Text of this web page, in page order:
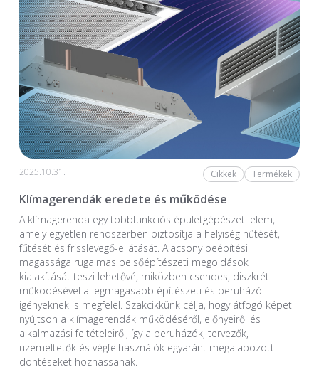
2025.10.31. Cikkek Termékek
Klímagerendák eredete és működése
A klímagerenda egy többfunkciós épületgépészeti elem,
amely egyetlen rendszerben biztosítja a helyiség hűtését,
fűtését és frisslevegő-ellátását. Alacsony beépítési
magassága rugalmas belsőépítészeti megoldások
kialakítását teszi lehetővé, miközben csendes, diszkrét
működésével a legmagasabb építészeti és beruházói
igényeknek is megfelel. Szakcikkünk célja, hogy átfogó képet
nyújtson a klímagerendák működéséről, előnyeiről és
alkalmazási feltételeiről, így a beruházók, tervezők,
üzemeltetők és végfelhasználók egyaránt megalapozott
döntéseket hozhassanak.